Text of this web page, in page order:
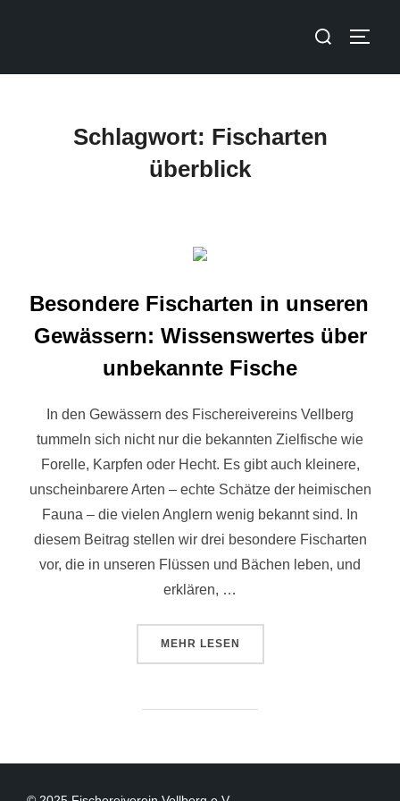
Schlagwort: Fischarten
überblick
Besondere Fischarten in unseren
Gewässern: Wissenswertes über
unbekannte Fische
In den Gewässern des Fischereivereins Vellberg
tummeln sich nicht nur die bekannten Zielfische wie
Forelle, Karpfen oder Hecht. Es gibt auch kleinere,
unscheinbarere Arten – echte Schätze der heimischen
Fauna – die vielen Anglern wenig bekannt sind. In
diesem Beitrag stellen wir drei besondere Fischarten
vor, die in unseren Flüssen und Bächen leben, und
erklären, …
MEHR LESEN